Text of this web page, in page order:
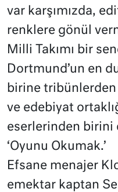
var karşımızda,
renklere gönül
Milli Takımı bir
Dortmund’un en
birine
ve edebiyat
eserlerinden birini
‘Oyunu Okumak.’
Efsane menajer
emektar kaptan